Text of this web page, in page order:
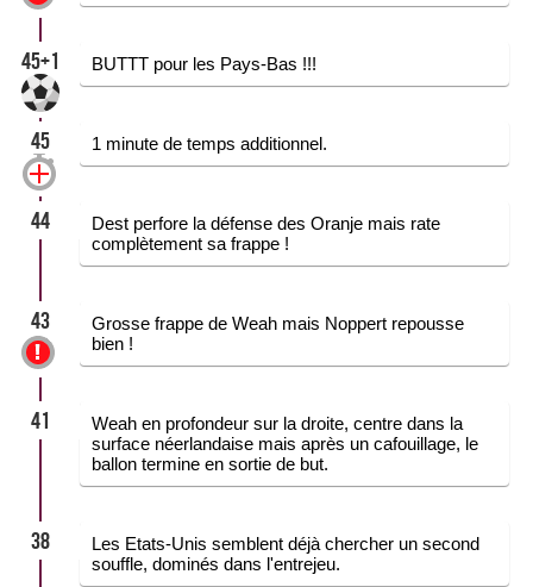
45+1 BUTTT pour les Pays-Bas !!!
45 1 minute de temps additionnel.
44
Dest perfore la défense des Oranje mais rate
complètement sa frappe !
43
Grosse frappe de Weah mais Noppert repousse
bien !
41
Weah en profondeur sur la droite, centre dans la
surface néerlandaise mais après un cafouillage, le
ballon termine en sortie de but.
38
Les Etats-Unis semblent déjà chercher un second
souffle, dominés dans l'entrejeu.